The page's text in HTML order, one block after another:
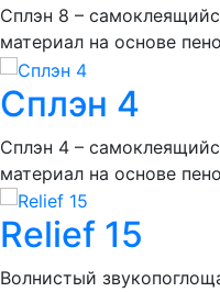
Сплэн 8 –
материал на основе
Сплэн 4
Сплэн 4 –
материал на основе
Relief 15
Волнистый